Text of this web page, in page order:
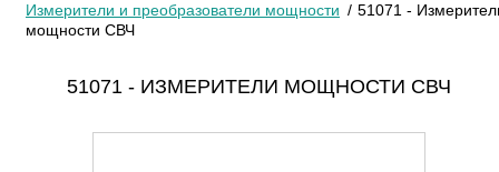
Измерители и преобразователи мощности
51071 -
мощности СВЧ
51071 - ИЗМЕРИТЕЛИ МОЩНОСТИ СВЧ